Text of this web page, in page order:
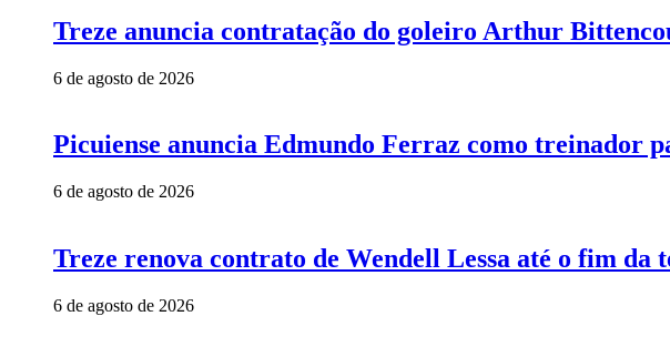
Treze anuncia contratação do goleiro Arthur
6 de agosto de 2026
Picuiense anuncia Edmundo Ferraz como treinador
6 de agosto de 2026
Treze renova contrato de Wendell Lessa até o fim da
6 de agosto de 2026